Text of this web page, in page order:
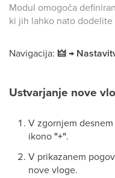
Modul omogoča
ki jih lahko nato
Navigacija: 🜲 →
Ustvarjanje nove
V zgornjem
ikono"+".
V prikazanem
nove vloge.